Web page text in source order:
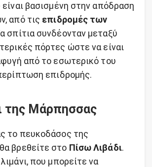
είναι βασισμένη στην απόδραση
από τις επιδρομές των
σπίτια συνδέονταν μεταξύ
πόρτες ώστε να είναι
από το εσωτερικό του
επιδρομής.
της Μάρπησσας
το πευκοδάσος της
βρεθείτε στο Πίσω Λιβάδι.
που μπορείτε να